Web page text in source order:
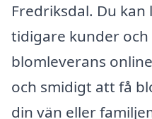
Fredriksdal. Du
tidigare kunder
blomleverans
och smidigt att få
din vän eller